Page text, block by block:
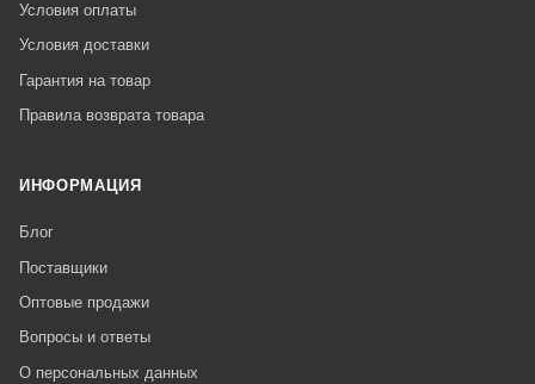
Условия оплаты
Условия доставки
Гарантия на товар
Правила возврата товара
ИНФОРМАЦИЯ
Блог
Поставщики
Оптовые продажи
Вопросы и ответы
О персональных данных